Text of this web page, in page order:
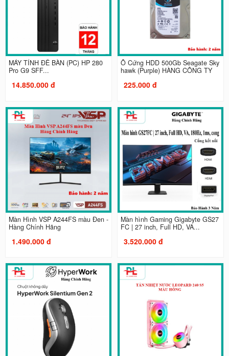
MÁY TÍNH ĐỂ BÀN (PC) HP 280
Pro G9 SFF...
14.850.000 đ
Ổ Cứng HDD 500Gb Seagate Sky
hawk (Purple) HÀNG CÔNG TY
225.000 đ
Màn Hình VSP A244FS màu Đen -
Hàng Chính Hãng
1.490.000 đ
Màn hình Gaming Gigabyte GS27
FC | 27 inch, Full HD, VA...
3.520.000 đ